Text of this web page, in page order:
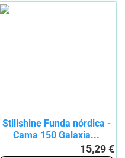
Stillshine Funda nórdica -
Cama 150 Galaxia...
15,29 €